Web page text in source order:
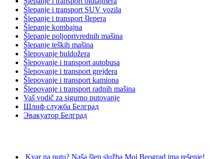
Šlepanje i transport SUV vozila
Šlepanje i transport šlepera
Šlepanje kombajna
Šlepanje poljoprivrednih mašina
Šlepanje teških mašina
Šlepovanje buldožera
Šlepovanje i transport autobusa
Šlepovanje i transport grejdera
Šlepovanje i transport kamiona
Šlepovanje i transport radnih mašina
Vaš vodič za sigurno putovanje
Шлиф служба Белград
Эвакуатор Белград
Kvar na putu? Naša šlep služba Moj Beograd ima rešenje!